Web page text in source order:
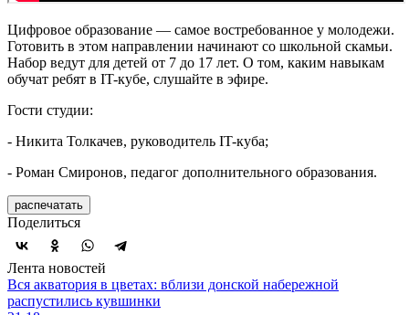
Цифровое образование — самое востребованное у молодежи.
Готовить в этом направлении начинают со школьной скамьи.
Набор ведут для детей от 7 до 17 лет. О том, каким навыкам
обучат ребят в IT-кубе, слушайте в эфире.
Гости студии:
- Никита Толкачев, руководитель IT-куба;
- Роман Смиронов, педагог дополнительного образования.
распечатать
Поделиться
Лента новостей
Вся акватория в цветах: вблизи донской набережной
распустились кувшинки